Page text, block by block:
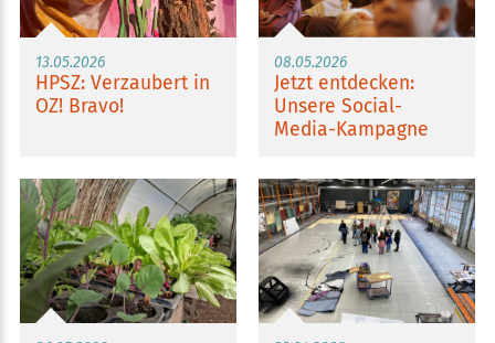
13.05.2026
HPSZ: Verzaubert in
OZ! Bravo!
08.05.2026
Jetzt entdecken:
Unsere Social-
Media-Kampagne